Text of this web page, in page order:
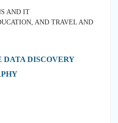
AND IT
AND TRAVEL AND
DATA DISCOVERY